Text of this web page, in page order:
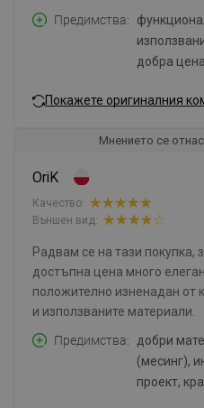
Предимства
добра
Покажете оригиналния
Мнението се
OriK
Качество:
Външен вид:
Радвам се на тази покупка,
достъпна цена много
положително изненадан от
и използваните материали.
Предимства
добри
(месинг),
проект,